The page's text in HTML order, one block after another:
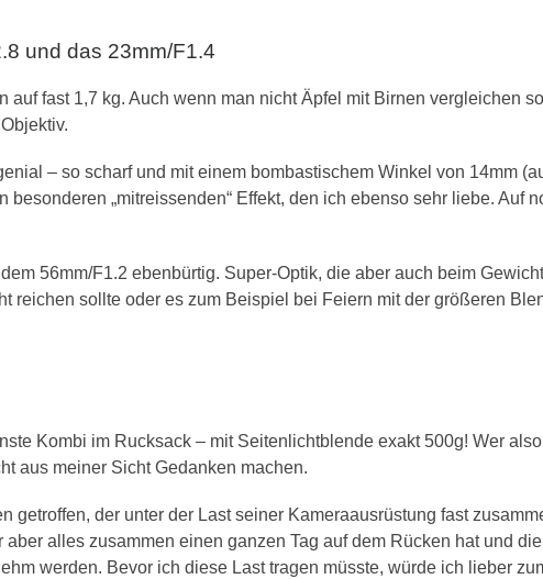
und das 23mm/F1.4
fast 1,7 kg. Auch wenn man nicht Äpfel mit Birnen vergleichen
– so scharf und mit einem bombastischem Winkel von 14mm
„mitreissenden“ Effekt, den ich ebenso sehr liebe. Auf
56mm/F1.2 ebenbürtig. Super-Optik, die aber auch beim
reichen sollte oder es zum Beispiel bei Feiern mit der größeren
Kombi im Rucksack – mit Seitenlichtblende exakt 500g! Wer
aus meiner Sicht Gedanken machen.
getroffen, der unter der Last seiner Kameraausrüstung fast
alles zusammen einen ganzen Tag auf dem Rücken hat und
werden. Bevor ich diese Last tragen müsste, würde ich lieber